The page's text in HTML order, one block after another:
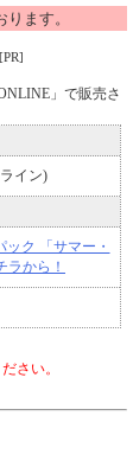
ます。
」で販売さ
イン)
ク 「サマー・
から！
さい。